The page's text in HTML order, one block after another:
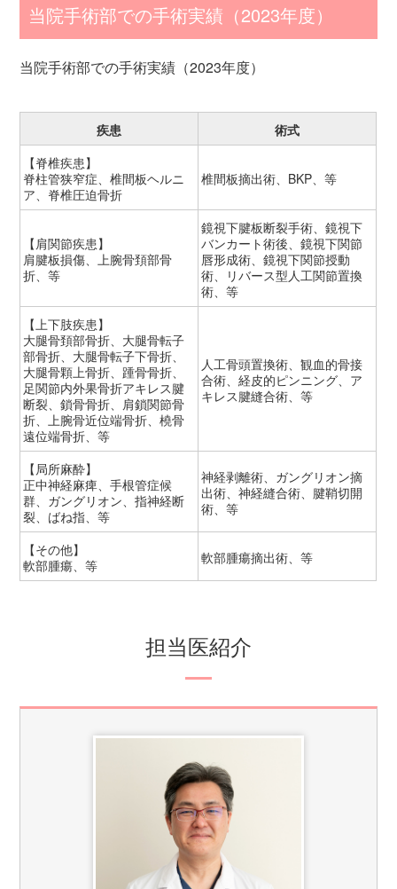
当院手術部での手術実績（2023年度）
当院手術部での手術実績（2023年度）
疾患
術式
【脊椎疾患】
脊柱管狭窄症、椎間板ヘルニ
ア、脊椎圧迫骨折
椎間板摘出術、BKP、等
【肩関節疾患】
肩腱板損傷、上腕骨頚部骨
折、等
鏡視下腱板断裂手術、鏡視下
バンカート術後、鏡視下関節
唇形成術、鏡視下関節授動
術、リバース型人工関節置換
術、等
【上下肢疾患】
大腿骨頚部骨折、大腿骨転子
部骨折、大腿骨転子下骨折、
大腿骨顆上骨折、踵骨骨折、
足関節内外果骨折アキレス腱
断裂、鎖骨骨折、肩鎖関節骨
折、上腕骨近位端骨折、橈骨
遠位端骨折、等
人工骨頭置換術、観血的骨接
合術、経皮的ピンニング、ア
キレス腱縫合術、等
【局所麻酔】
正中神経麻痺、手根管症候
群、ガングリオン、指神経断
裂、ばね指、等
神経剥離術、ガングリオン摘
出術、神経縫合術、腱鞘切開
術、等
【その他】
軟部腫瘍、等
軟部腫瘍摘出術、等
担当医紹介